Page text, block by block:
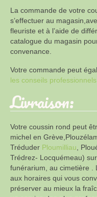
La commande de votre
s’effectuer au
fleuriste et à l’aide de
catalogue du magasin
convenance.
Votre commande peut
les conseils
Livraison:
Votre coussin rond peut
michel en
Tréduder Ploumilliau ,
Trédrez- Locquémeau)
funérarium, au cimetière .
aux horaires qui vous
préserver au mieux la